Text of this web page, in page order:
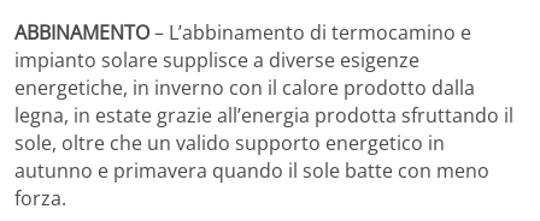
ABBINAMENTO– L’abbinamento di termocamino e
impianto solare supplisce a diverse esigenze
energetiche, in inverno con il calore prodotto dalla
legna, in estate grazie all’energia prodotta sfruttando il
sole, oltre che un valido supporto energetico in
autunno e primavera quando il sole batte con meno
forza.